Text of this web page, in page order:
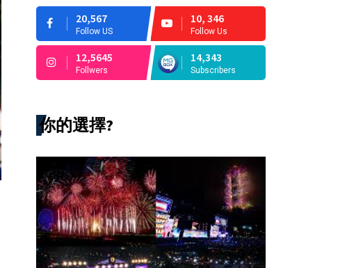
20,567
Follow US
10, 346
Follow Us
12,5645
Follwers
14,343
Subscribers
你的選擇?